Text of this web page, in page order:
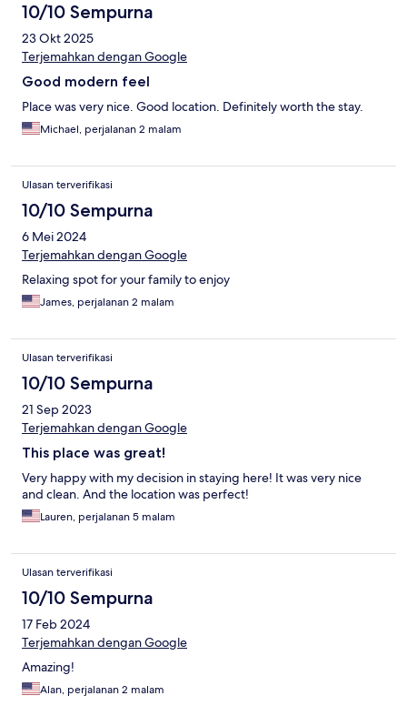
10/10 Sempurna
23 Okt 2025
Terjemahkan dengan Google
Good modern feel
Place was very nice. Good location. Definitely worth the stay.
Michael, perjalanan 2 malam
Ulasan terverifikasi
10/10 Sempurna
6 Mei 2024
Terjemahkan dengan Google
Relaxing spot for your family to enjoy
James, perjalanan 2 malam
Ulasan terverifikasi
10/10 Sempurna
21 Sep 2023
Terjemahkan dengan Google
This place was great!
Very happy with my decision in staying here! It was very nice
and clean. And the location was perfect!
Lauren, perjalanan 5 malam
Ulasan terverifikasi
10/10 Sempurna
17 Feb 2024
Terjemahkan dengan Google
Amazing!
Alan, perjalanan 2 malam